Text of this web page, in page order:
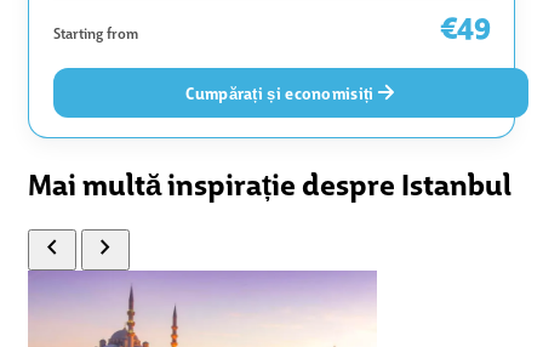
Starting from €49
Cumpărați și economisiți
Mai multă inspirație despre Istanbul
chevron_left chevron_right